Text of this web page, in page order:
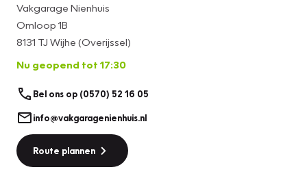
Vakgarage Nienhuis
Omloop 1B
8131 TJ Wijhe (Overijssel)
Nu geopend tot 17:30
Bel ons op (0570) 52 16 05
info@vakgaragenienhuis.nl
Route plannen